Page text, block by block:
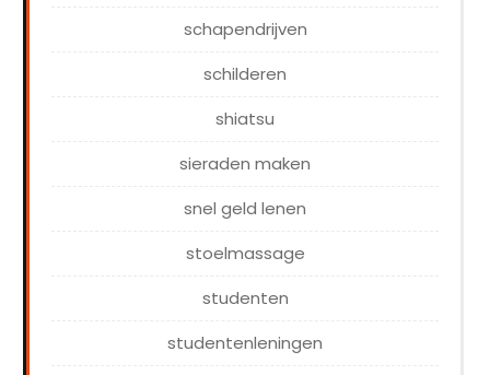
schapendrijven
schilderen
shiatsu
sieraden maken
snel geld lenen
stoelmassage
studenten
studentenleningen